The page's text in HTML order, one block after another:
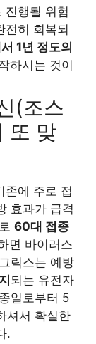
진행될 위험
전히 회복되
1년 정도의
하시는 것이
(조스
또 맞
존에 주로 접
효과가 급격
60대 접종
면 바이러스
릭스는 예방
되는 유전자
일로부터 5
셔서 확실한
.